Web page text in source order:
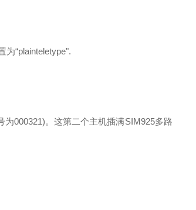
“plainteletype".
000321)。这第二个主机插满SIM925多路